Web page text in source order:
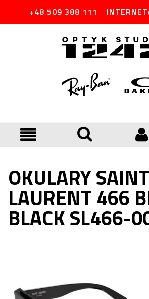
+48 509 388 111
OKULARY SAINT
LAURENT 466
BLACK SL466-